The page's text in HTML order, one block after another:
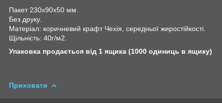
Пакет 230х90х50 мм.
Без друку.
Матеріал: коричневий крафт Чехія, середньої жиростійкості.
Щільність: 40г/м2.
Упаковка продається від 1 ящика (1000 одиниць в ящику)
Приховати